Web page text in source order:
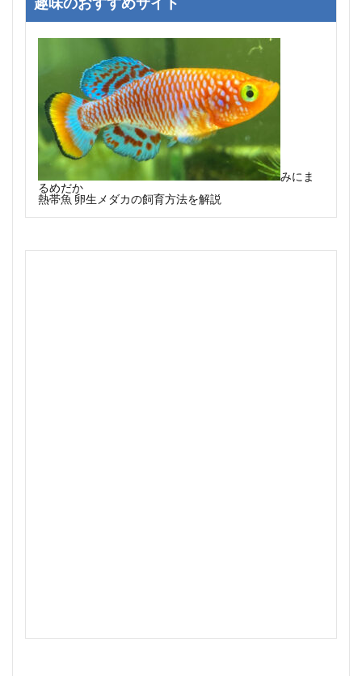
みにま
るめだか
熱帯魚 卵生メダカの飼育方法を解説